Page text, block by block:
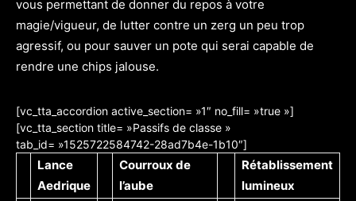
vous permettant de donner du repos à votre
magie/vigueur, de lutter contre un zerg un peu trop
agressif, ou pour sauver un pote qui serai capable de
rendre une chips jalouse.
[vc_tta_accordion active_section= »1″ no_fill= »true »]
[vc_tta_section title= »Passifs de classe »
tab_id= »1525722584742-28ad7b4e-1b10″]
Lance
Aedrique
Courroux de
l’aube
Rétablissement
lumineux